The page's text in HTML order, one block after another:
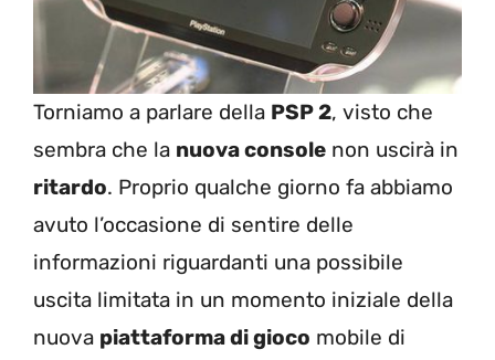
Torniamo a parlare della PSP 2, visto che
sembra che la nuova console non uscirà in
ritardo. Proprio qualche giorno fa abbiamo
avuto l’occasione di sentire delle
informazioni riguardanti una possibile
uscita limitata in un momento iniziale della
nuova piattaforma di gioco mobile di